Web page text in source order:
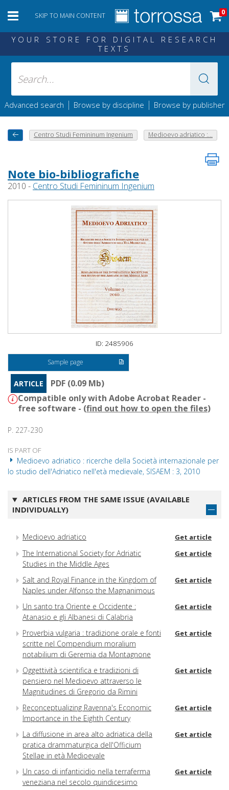
SKIP TO MAIN CONTENT 0
YOUR STORE FOR DIGITAL RESEARCH
TEXTS
Advanced search | Browse by discipline | Browse by publisher
Centro Studi Femininum Ingenium Medioevo adriatico :...
Note bio-bibliografiche
2010 - Centro Studi Femininum Ingenium
ID: 2485906
Sample page
ARTICLE
PDF (0.09 Mb)
Compatible only with Adobe Acrobat Reader -
free software - (find out how to open the files)
P. 227-230
IS PART OF
Medioevo adriatico : ricerche della Società internazionale per
lo studio dell'Adriatico nell'età medievale, SISAEM : 3, 2010
ARTICLES FROM THE SAME ISSUE (AVAILABLE
INDIVIDUALLY)
Medioevo adriatico Get article
The International Society for Adriatic
Studies in the Middle Ages
Get article
Salt and Royal Finance in the Kingdom of
Naples under Alfonso the Magnanimous
Get article
Un santo tra Oriente e Occidente :
Atanasio e gli Albanesi di Calabria
Get article
Proverbia vulgaria : tradizione orale e fonti
scritte nel Compendium moralium
notabilium di Geremia da Montagnone
Get article
Oggettività scientifica e tradizioni di
pensiero nel Medioevo attraverso le
Magnitudines di Gregorio da Rimini
Get article
Reconceptualizing Ravenna's Economic
Importance in the Eighth Century
Get article
La diffusione in area alto adriatica della
pratica drammaturgica dell'Officium
Stellae in età Medioevale
Get article
Un caso di infanticidio nella terraferma
veneziana nel secolo quindicesimo
Get article